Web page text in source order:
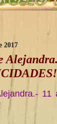
2017
11